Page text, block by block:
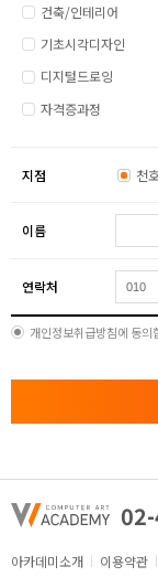
건축/인테리어
기초시각디자인
디지털드로잉
자격증과정
지점 천
이름
연락처
개인정보취급방침에 동의
아카데미소개 이용약관